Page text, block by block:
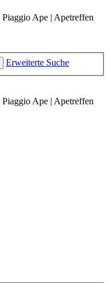
Ape | Apetreffen
Erweiterte Suche
Ape | Apetreffen